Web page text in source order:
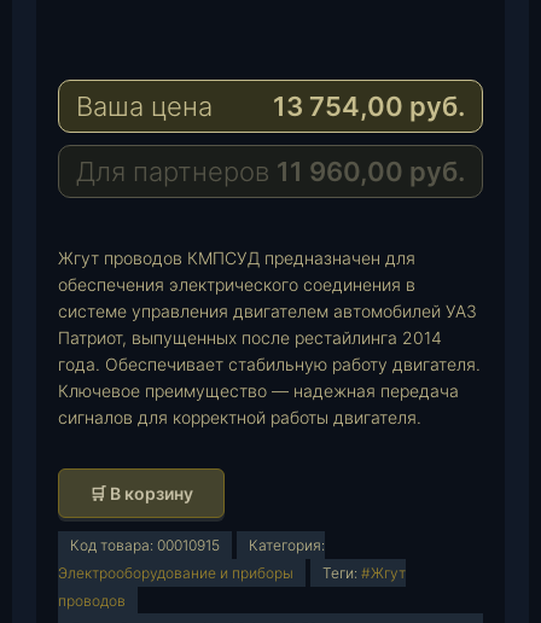
e
r
a
m
a
s
A
p
a
i
l
Ваша цена 13 754,00 руб.
Для партнеров 11 960,00 руб.
Жгут проводов КМПСУД предназначен для
обеспечения электрического соединения в
системе управления двигателем автомобилей УАЗ
Патриот, выпущенных после рестайлинга 2014
года. Обеспечивает стабильную работу двигателя.
Ключевое преимущество — надежная передача
сигналов для корректной работы двигателя.
о
л
и
ч
🛒 В корзину
Код товара: 00010915
Категория:
Электрооборудование и приборы
Теги: #Жгут
проводов